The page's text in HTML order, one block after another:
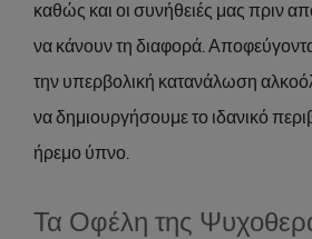
καθώς και οι συνήθειές μας πριν
να κάνουν τη διαφορά.
την υπερβολική κατανάλωση
να δημιουργήσουμε το ιδανικό
ήρεμο ύπνο.
Τα Οφέλη της